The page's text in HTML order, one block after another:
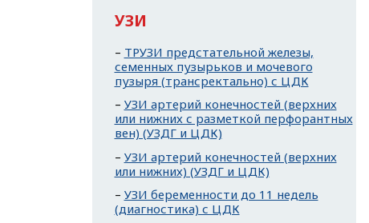
УЗИ
ТРУЗИ предстательной железы,
семенных пузырьков и мочевого
пузыря (трансректально) с ЦДК
УЗИ артерий конечностей (верхних
или нижних с разметкой перфорантных
вен) (УЗДГ и ЦДК)
УЗИ артерий конечностей (верхних
или нижних) (УЗДГ и ЦДК)
УЗИ беременности до 11 недель
(диагностика) с ЦДК